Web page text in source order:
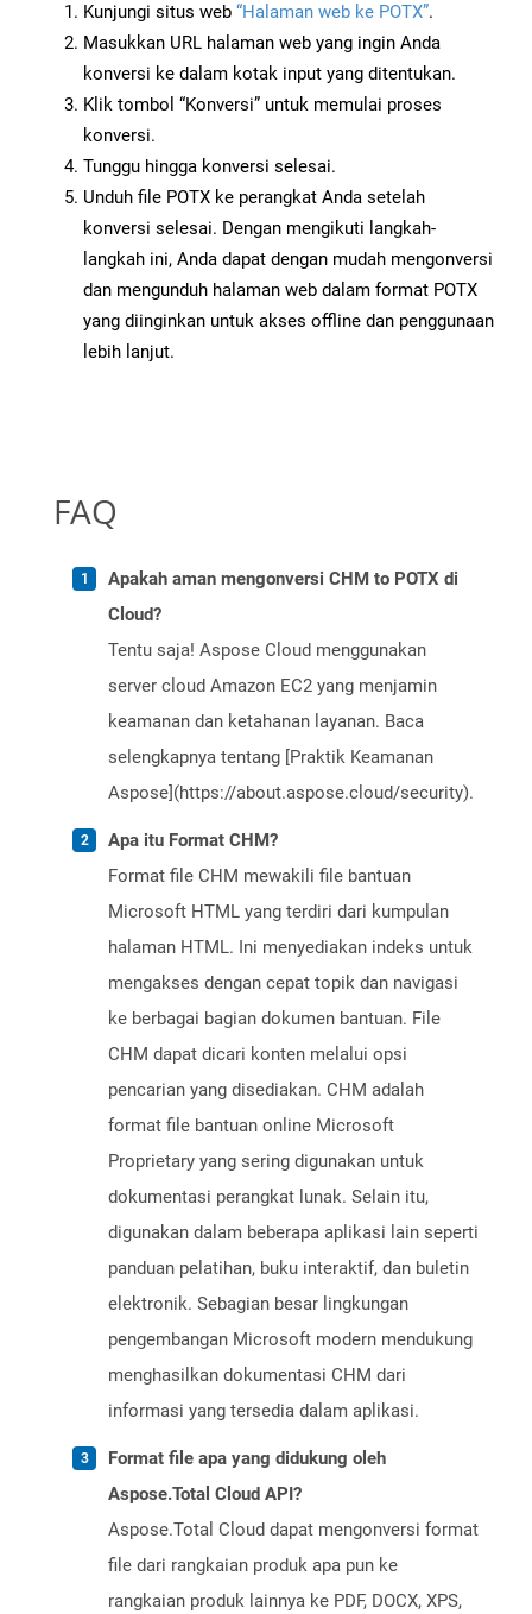
Kunjungi situs web “Halaman web ke POTX”.
Masukkan URL halaman web yang ingin Anda
konversi ke dalam kotak input yang ditentukan.
Klik tombol “Konversi” untuk memulai proses
konversi.
Tunggu hingga konversi selesai.
Unduh file POTX ke perangkat Anda setelah
konversi selesai. Dengan mengikuti langkah-
langkah ini, Anda dapat dengan mudah mengonversi
dan mengunduh halaman web dalam format POTX
yang diinginkan untuk akses offline dan penggunaan
lebih lanjut.
FAQ
Apakah aman mengonversi CHM to POTX di
Cloud?
Tentu saja! Aspose Cloud menggunakan
server cloud Amazon EC2 yang menjamin
keamanan dan ketahanan layanan. Baca
selengkapnya tentang [Praktik Keamanan
Aspose](https://about.aspose.cloud/security).
Apa itu Format CHM?
Format file CHM mewakili file bantuan
Microsoft HTML yang terdiri dari kumpulan
halaman HTML. Ini menyediakan indeks untuk
mengakses dengan cepat topik dan navigasi
ke berbagai bagian dokumen bantuan. File
CHM dapat dicari konten melalui opsi
pencarian yang disediakan. CHM adalah
format file bantuan online Microsoft
Proprietary yang sering digunakan untuk
dokumentasi perangkat lunak. Selain itu,
digunakan dalam beberapa aplikasi lain seperti
panduan pelatihan, buku interaktif, dan buletin
elektronik. Sebagian besar lingkungan
pengembangan Microsoft modern mendukung
menghasilkan dokumentasi CHM dari
informasi yang tersedia dalam aplikasi.
Format file apa yang didukung oleh
Aspose.Total Cloud API?
Aspose.Total Cloud dapat mengonversi format
file dari rangkaian produk apa pun ke
rangkaian produk lainnya ke PDF, DOCX, XPS,